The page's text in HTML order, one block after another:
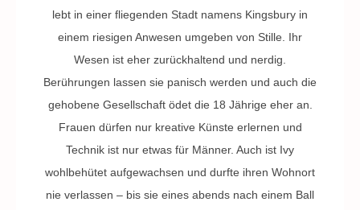
lebt in einer fliegenden Stadt namens Kingsbury in
einem riesigen Anwesen umgeben von Stille. Ihr
Wesen ist eher zurückhaltend und nerdig.
Berührungen lassen sie panisch werden und auch die
gehobene Gesellschaft ödet die 18 Jährige eher an.
Frauen dürfen nur kreative Künste erlernen und
Technik ist nur etwas für Männer. Auch ist Ivy
wohlbehütet aufgewachsen und durfte ihren Wohnort
nie verlassen – bis sie eines abends nach einem Ball